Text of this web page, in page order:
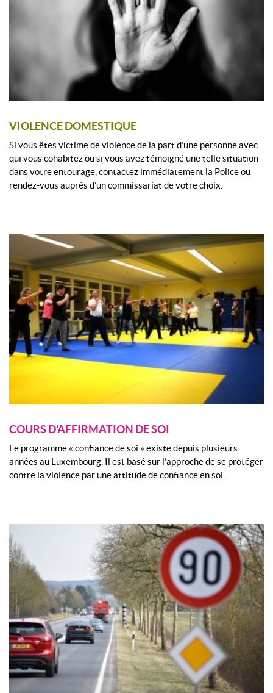
VIOLENCE DOMESTIQUE
Si vous êtes victime de violence de la part d’une personne avec
qui vous cohabitez ou si vous avez témoigné une telle situation
dans votre entourage, contactez immédiatement la Police ou
rendez-vous auprès d’un commissariat de votre choix.
COURS D'AFFIRMATION DE SOI
Le programme « confiance de soi » existe depuis plusieurs
années au Luxembourg. Il est basé sur l’approche de se protéger
contre la violence par une attitude de confiance en soi.